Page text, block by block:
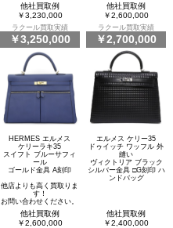
他社買取例
￥3,230,000
ラクール買取実績
￥3,250,000
他社買取例
￥2,600,000
ラクール買取実績
￥2,700,000
HERMES エルメス
ケリーラキ35
スイフト ブルーサフィ
ール
ゴールド金具 A刻印
他店よりも高く買取りま
す！
お問い合わせください。
他社買取例
￥2,600,000
エルメス ケリー35
ドゥイッチ ワッフル 外
縫い
ヴィクトリア ブラック
シルバー金具 □G刻印 ハ
ンドバッグ
他社買取例
￥2,400,000